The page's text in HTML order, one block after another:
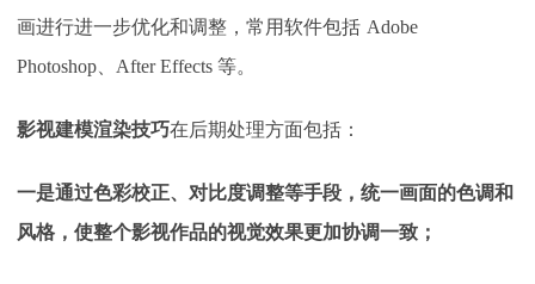
画进行进一步优化和调整，常用软件包括 Adobe
Photoshop、After Effects 等。
影视建模渲染技巧在后期处理方面包括：
一是通过色彩校正、对比度调整等手段，统一画面的色调和
风格，使整个影视作品的视觉效果更加协调一致；